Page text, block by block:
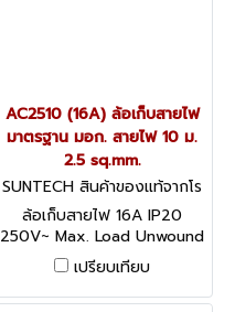
AC2510 (16A) ล้อเก็บสายไฟ
มาตรฐาน มอก. สายไฟ 10 ม.
2.5 sq.mm.
SUNTECH สินค้าของแท้จากโร
งงานผู้ผลิต AC2510
ล้อเก็บสายไฟ 16A IP20
250V~ Max. Load Unwound
3600W / Wound 2200W
อุปกรณ์ป้องกันกระแสไฟฟ้าเกิน
ได้มาตรฐาน IEC60934
เปรียบเทียบ